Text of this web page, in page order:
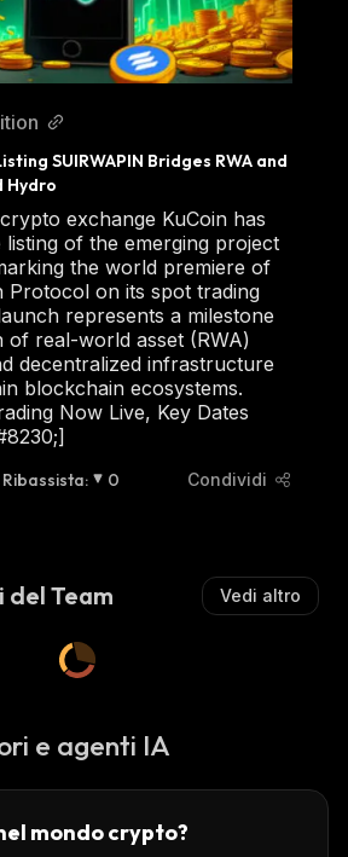
SUIRWAPIN Bridges RWA and
Hydro
exchange KuCoin has
of the emerging project
the world premiere of
Protocol on its spot trading
represents a milestone
of real-world asset (RWA)
decentralized infrastructure
blockchain ecosystems.
Now Live, Key Dates
Ribassista: 0 Condividi
Team Vedi altro
e agenti IA
mondo crypto?